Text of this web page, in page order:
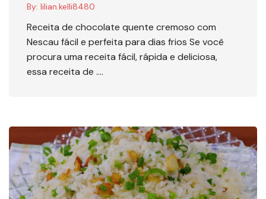
By: lilian.kelli8480
Receita de chocolate quente cremoso com
Nescau fácil e perfeita para dias frios Se você
procura uma receita fácil, rápida e deliciosa,
essa receita de ….